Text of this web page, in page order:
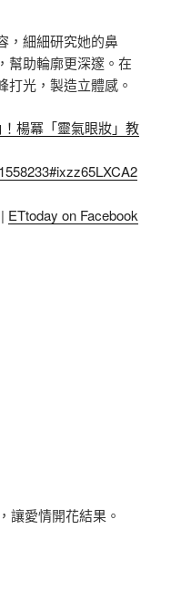
，細細研究她的鼻
幫助輪廓更深邃。在
打光，製造立體感。
楊冪「靈氣眼妝」教
| ETtoday on Facebook
讓愛情開花結果。